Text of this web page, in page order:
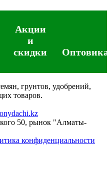
Акции
и
скидки
грунтов, удобрений,
товаров.
50, рынок "Алматы-
конфиденциальности